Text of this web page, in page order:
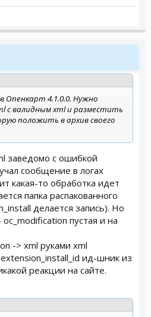
Опенкарт 4.1.0.0. Нужно
с валидным xml и разместить
положить в архив своего
заведомо с ошибкой
сообщение в логах
какая-то обработка идет
папка распакованного
делается запись). Но
пустая и на
-> xml руками xml
ид-шник из
реакции на сайте.